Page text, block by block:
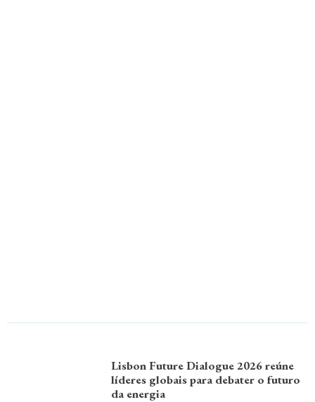
Lisbon Future Dialogue 2026 reúne
líderes globais para debater o futuro
da energia